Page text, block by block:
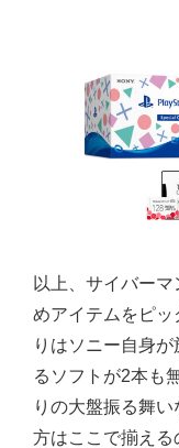
以上、サイバー
めアイテムをピッ
りはソニー自身
るソフトが2本も
りの大盤振る舞
方はここで揃える